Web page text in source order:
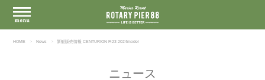
HOME News 新艇販売情報 CENTURION Fi23 2024model
ニュース